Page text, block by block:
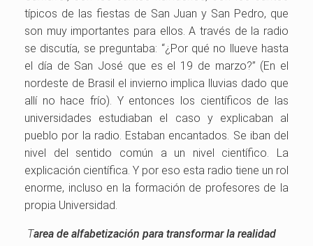
típicos de las fiestas de San Juan y San Pedro, que
son muy importantes para ellos. A través de la radio
se discutía, se preguntaba: “¿Por qué no llueve hasta
el día de San José que es el 19 de marzo?” (En el
nordeste de Brasil el invierno implica lluvias dado que
allí no hace frío). Y entonces los científicos de las
universidades estudiaban el caso y explicaban al
pueblo por la radio. Estaban encantados. Se iban del
nivel del sentido común a un nivel científico. La
explicación científica. Y por eso esta radio tiene un rol
enorme, incluso en la formación de profesores de la
propia Universidad.
Tarea de alfabetización para transformar la realidad